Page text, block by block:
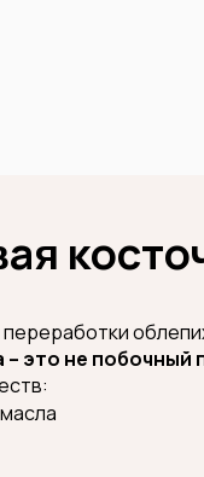
это не побочный